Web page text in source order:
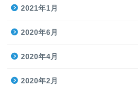
2021年1月
2020年6月
2020年4月
2020年2月